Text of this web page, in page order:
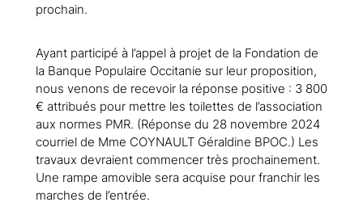
prochain.
Ayant participé à l’appel à projet de la Fondation de
la Banque Populaire Occitanie sur leur proposition,
nous venons de recevoir la réponse positive : 3 800
€ attribués pour mettre les toilettes de l’association
aux normes PMR. (Réponse du 28 novembre 2024
courriel de Mme COYNAULT Géraldine BPOC.) Les
travaux devraient commencer très prochainement.
Une rampe amovible sera acquise pour franchir les
marches de l’entrée.